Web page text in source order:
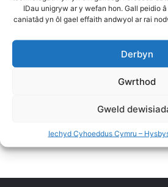
IDau unigryw ar y wefan hon. Gall peidio
caniatâd yn ôl gael effaith andwyol ar rai
Derbyn
Gwrthod
Gweld
Iechyd Cyhoeddus Cymru –
E-ganllaw - Cymraeg